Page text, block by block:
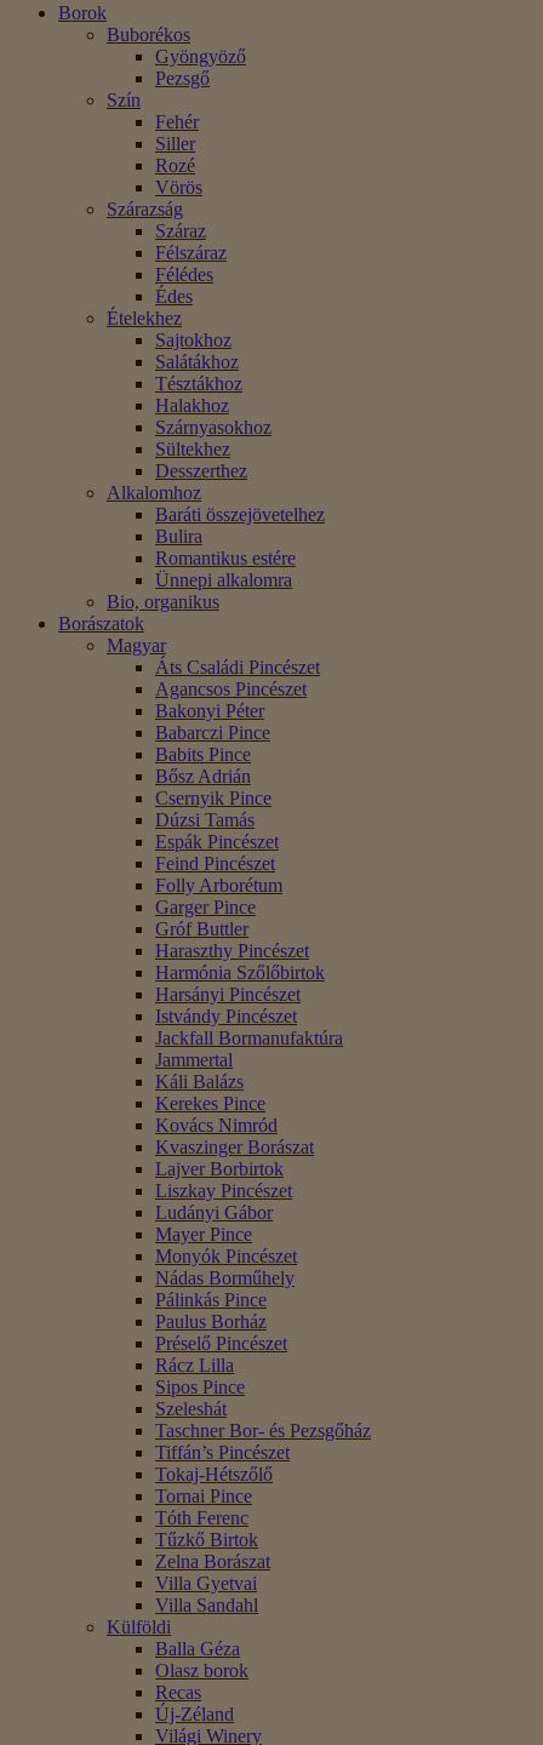
Borok
Buborékos
Gyöngyöző
Pezsgő
Szín
Fehér
Siller
Rozé
Vörös
Szárazság
Száraz
Félszáraz
Félédes
Édes
Ételekhez
Sajtokhoz
Salátákhoz
Tésztákhoz
Halakhoz
Szárnyasokhoz
Sültekhez
Desszerthez
Alkalomhoz
Baráti összejövetelhez
Bulira
Romantikus estére
Ünnepi alkalomra
Bio, organikus
Borászatok
Magyar
Áts Családi Pincészet
Agancsos Pincészet
Bakonyi Péter
Babarczi Pince
Babits Pince
Bősz Adrián
Csernyik Pince
Dúzsi Tamás
Espák Pincészet
Feind Pincészet
Folly Arborétum
Garger Pince
Gróf Buttler
Haraszthy Pincészet
Harmónia Szőlőbirtok
Harsányi Pincészet
Istvándy Pincészet
Jackfall Bormanufaktúra
Jammertal
Káli Balázs
Kerekes Pince
Kovács Nimród
Kvaszinger Borászat
Lajver Borbirtok
Liszkay Pincészet
Ludányi Gábor
Mayer Pince
Monyók Pincészet
Nádas Borműhely
Pálinkás Pince
Paulus Borház
Préselő Pincészet
Rácz Lilla
Sipos Pince
Szeleshát
Taschner Bor- és Pezsgőház
Tiffán’s Pincészet
Tokaj-Hétszőlő
Tornai Pince
Tóth Ferenc
Tűzkő Birtok
Zelna Borászat
Villa Gyetvai
Villa Sandahl
Külföldi
Balla Géza
Olasz borok
Recas
Új-Zéland
Világi Winery